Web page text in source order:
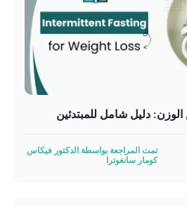
الوزن: دليل شامل للمبتدئين
تمت المراجعة بواسطة الدكتور فيكاس
كومار سانغوترا